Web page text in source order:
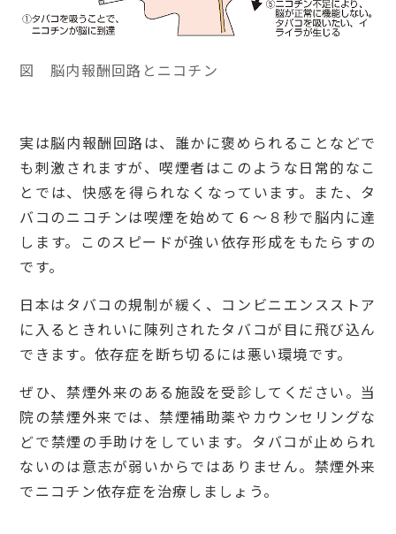
図 脳内報酬回路とニコチン
実は脳内報酬回路は、誰かに褒められることなどで
も刺激されますが、喫煙者はこのような日常的なこ
とでは、快感を得られなくなっています。また、タ
バコのニコチンは喫煙を始めて６〜８秒で脳内に達
します。このスピードが強い依存形成をもたらすの
です。
日本はタバコの規制が緩く、コンビニエンスストア
に入るときれいに陳列されたタバコが目に飛び込ん
できます。依存症を断ち切るには悪い環境です。
ぜひ、禁煙外来のある施設を受診してください。当
院の禁煙外来では、禁煙補助薬やカウンセリングな
どで禁煙の手助けをしています。タバコが止められ
ないのは意志が弱いからではありません。禁煙外来
でニコチン依存症を治療しましょう。